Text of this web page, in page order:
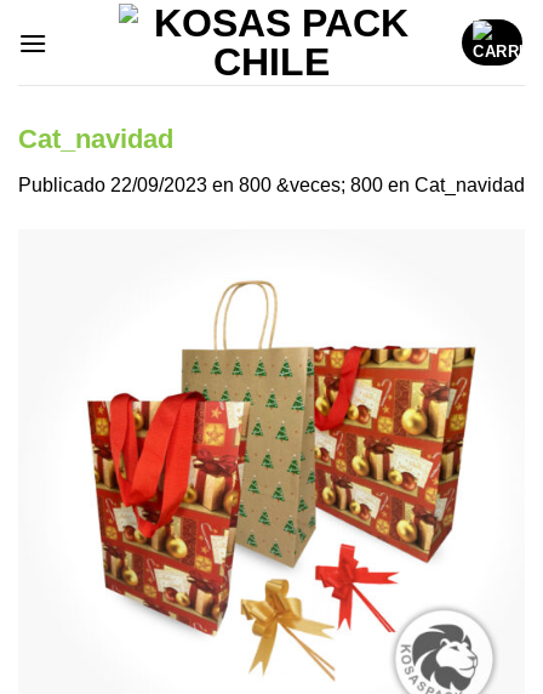
Cat_navidad
Publicado 22/09/2023 en 800 &veces; 800 en Cat_navidad